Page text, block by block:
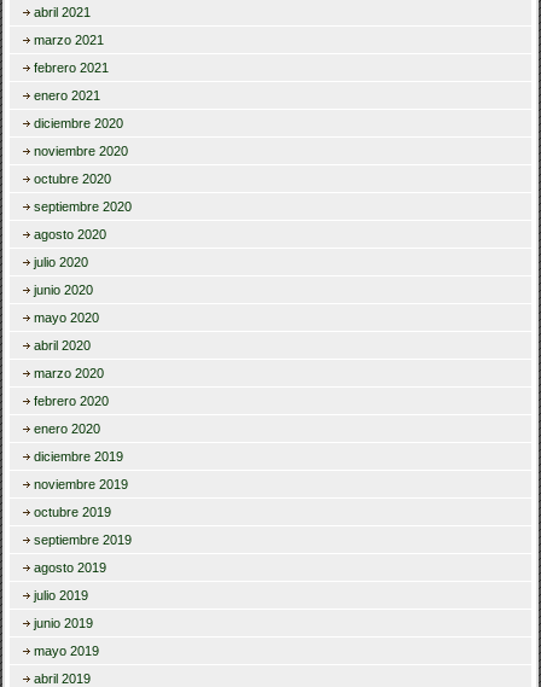
abril 2021
marzo 2021
febrero 2021
enero 2021
diciembre 2020
noviembre 2020
octubre 2020
septiembre 2020
agosto 2020
julio 2020
junio 2020
mayo 2020
abril 2020
marzo 2020
febrero 2020
enero 2020
diciembre 2019
noviembre 2019
octubre 2019
septiembre 2019
agosto 2019
julio 2019
junio 2019
mayo 2019
abril 2019